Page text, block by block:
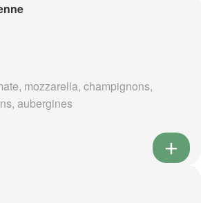
mozzarella, champignons,
aubergines